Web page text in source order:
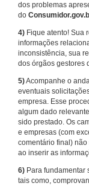
dos problemas
do
4) Fique atento! Sua
informações
inconsistência, sua
dos órgãos gestores
5)Acompanhe o
eventuais
empresa. Esse
algum dado
sido prestado. Os
e empresas (com
comentário final)
ao inserir as
6) Para fundamentar
tais como,